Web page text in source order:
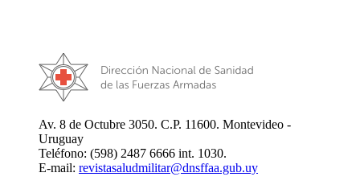
Av. 8 de Octubre 3050. C.P. 11600. Montevideo -
Uruguay
Teléfono: (598) 2487 6666 int. 1030.
E-mail: revistasaludmilitar@dnsffaa.gub.uy